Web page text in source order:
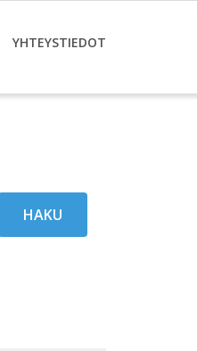
YHTEYSTIEDOT
HAKU